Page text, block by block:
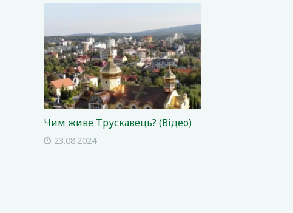
Чим живе Трускавець? (Відео)
23.08.2024